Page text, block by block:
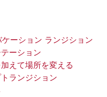
ーション ランジション
ーション
えて場所を変える
ランジション